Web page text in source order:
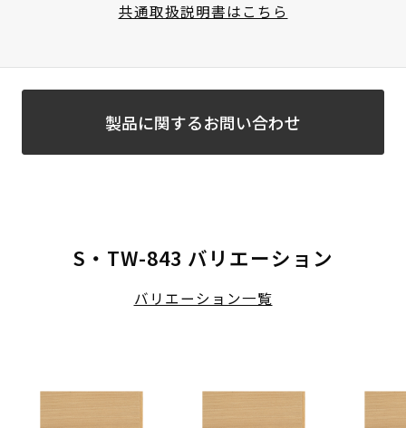
共通取扱説明書はこちら
製品に関するお問い合わせ
S・TW-843 バリエーション
バリエーション一覧